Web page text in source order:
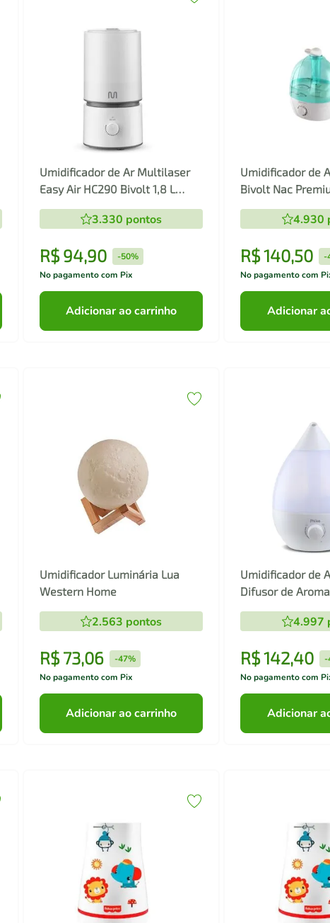
Umidificador de Ar Multilaser
Easy Air HC290 Bivolt 1,8 L
Ultrassônico Branco
3.330 pontos
R$ 94,90 -50%
No pagamento com Pix
Adicionar ao carrinho
Umidificador de
Bivolt Nac
4.930
R$140,50 -
No pagamento com
Adicionar
Umidificador Luminária Lua
Western Home
2.563 pontos
R$ 73,06 -47%
No pagamento com Pix
Adicionar ao carrinho
Umidificador de
Difusor de
4.997
R$142,40 -
No pagamento com
Adicionar